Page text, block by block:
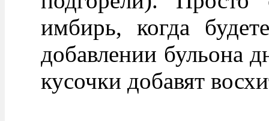
имбирь, когда
добавлении бульона
кусочки добавят